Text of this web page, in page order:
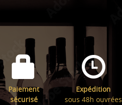
Paiement
sécurisé
Expédition
sous 48h ouvrées